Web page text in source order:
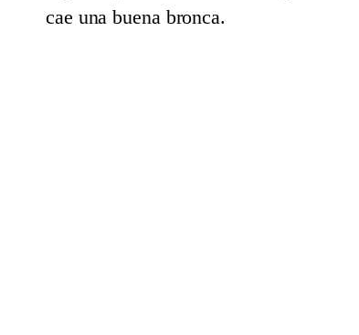
cae una buena bronca.